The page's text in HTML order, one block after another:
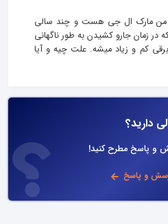
من مارک ال جی هست و چند سالی
زمان جارو کشیدن به طور ناگهانی
کم و زیاد میشه. علت چیه و آیا
دارید؟
پاسخ مطرح کنید!
و پاسخ